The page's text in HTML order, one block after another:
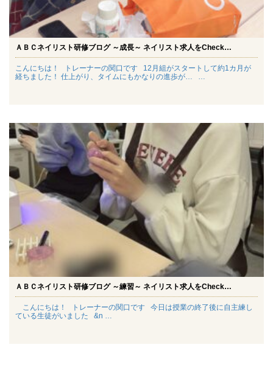
ＡＢＣネイリスト研修ブログ ～成長～ ネイリスト求人をCheck…
こんにちは！ トレーナーの関口です 12月組がスタートして約1カ月が
経ちました！ 仕上がり、タイムにもかなりの進歩が… …
ＡＢＣネイリスト研修ブログ ～練習～ ネイリスト求人をCheck…
こんにちは！ トレーナーの関口です 今日は授業の終了後に自主練し
ている生徒がいました &n …